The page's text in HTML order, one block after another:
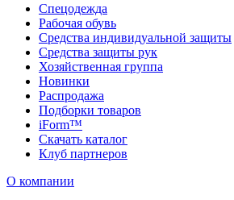
Спецодежда
Рабочая обувь
Средства индивидуальной защиты
Средства защиты рук
Хозяйственная группа
Новинки
Распродажа
Подборки товаров
iForm™
Скачать каталог
Клуб партнеров
О компании